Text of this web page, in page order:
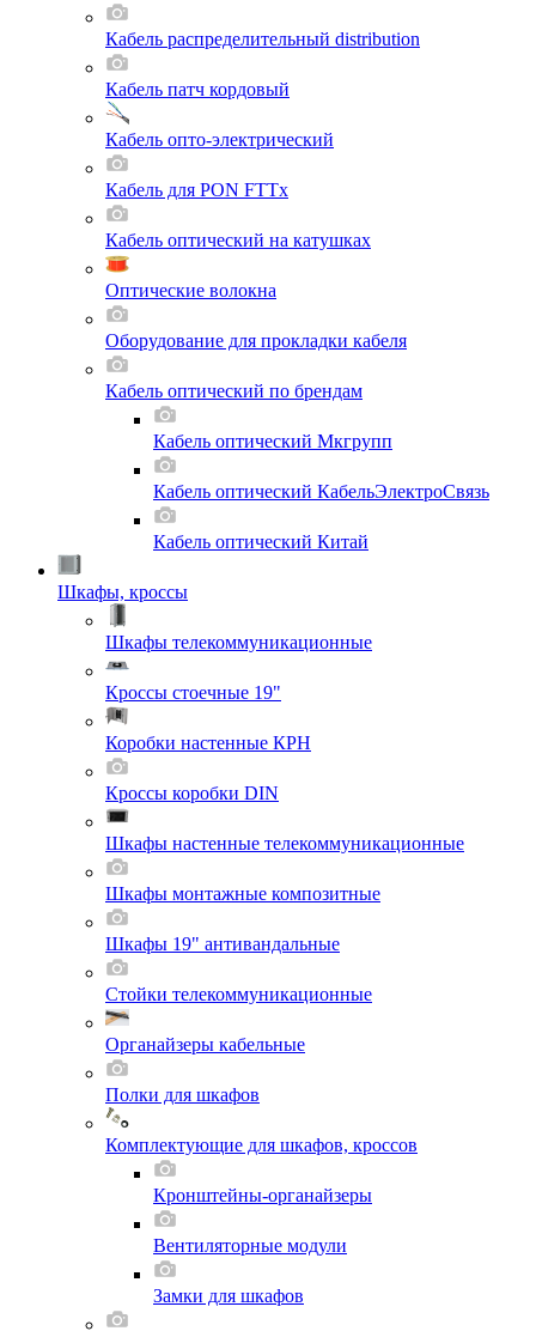
Кабель распределительный distribution
Кабель патч кордовый
Кабель опто-электрический
Кабель для PON FTTx
Кабель оптический на катушках
Оптические волокна
Оборудование для прокладки кабеля
Кабель оптический по брендам
Кабель оптический Мкгрупп
Кабель оптический КабельЭлектроСвязь
Кабель оптический Китай
Шкафы, кроссы
Шкафы телекоммуникационные
Кроссы стоечные 19"
Коробки настенные КРН
Кроссы коробки DIN
Шкафы настенные телекоммуникационные
Шкафы монтажные композитные
Шкафы 19" антивандальные
Стойки телекоммуникационные
Органайзеры кабельные
Полки для шкафов
Комплектующие для шкафов, кроссов
Кронштейны-органайзеры
Вентиляторные модули
Замки для шкафов